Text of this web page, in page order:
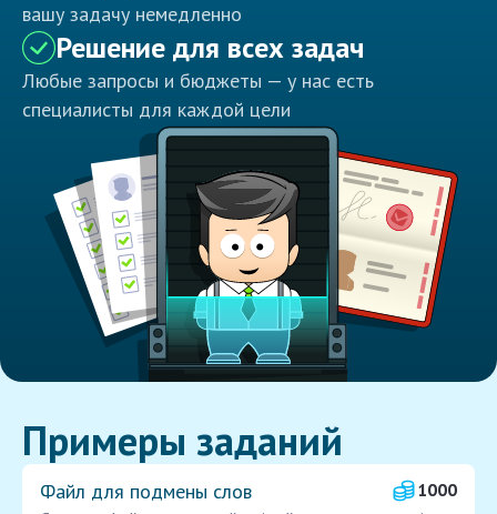
вашу задачу немедленно
Решение для всех задач
Любые запросы и бюджеты — у нас есть
специалисты для каждой цели
Примеры заданий
Файл для подмены слов
1000